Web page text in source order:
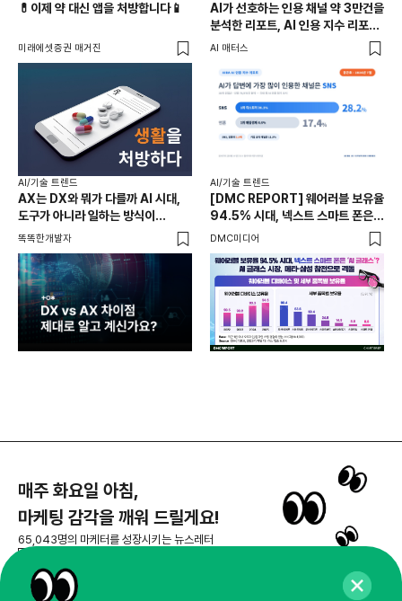
💊이제 약 대신 앱을 처방합니다📱
미래에셋증권 매거진
AI가 선호하는 인용 채널 약 3만건을
분석한 리포트, AI 인용 지수 리포트
7월호
AI 매터스
AI/기술 트렌드
AX는 DX와 뭐가 다를까 AI 시대,
도구가 아니라 일하는 방식이
바뀌어야 하는 이유
똑똑한개발자
AI/기술 트렌드
[DMC REPORT] 웨어러블 보유율
94.5% 시대, 넥스트 스마트 폰은
‘AI 글래스’ AI 글래스 시장, 메타·
DMC미디어
매주 화요일 아침,
마케팅 감각을 깨워 드릴게요!
65,043명의 마케터를 성장시키는 뉴스레터